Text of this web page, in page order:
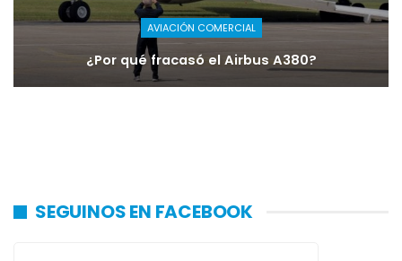
AVIACIÓN COMERCIAL
¿Por qué fracasó el Airbus A380?
SEGUINOS EN FACEBOOK